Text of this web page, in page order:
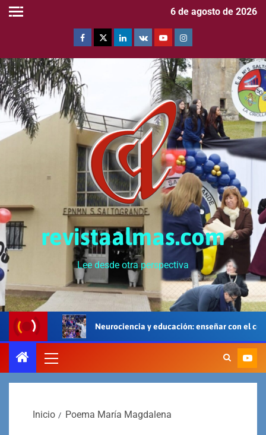
6 de agosto de 2026
revistaalmas.com
Lee desde otra perspectiva
Neurociencia y educación: enseñar con el cerebro, el cuerpo y
Inicio Poema María Magdalena